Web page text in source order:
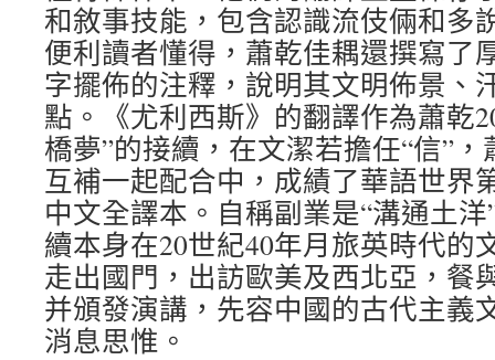
和敘事技能，包含認識流伎倆和多
便利讀者懂得，蕭乾佳耦還撰寫了
字擺佈的注釋，說明其文明佈景、
點。《尤利西斯》的翻譯作為蕭乾
橋夢”的接續，在文潔若擔任“信”，
互補一起配合中，成績了華語世界
中文全譯本。自稱副業是“溝通土
續本身在20世紀40年月旅英時代的
走出國門，出訪歐美及西北亞，餐
并頒發演講，先容中國的古代主義
消息思惟。